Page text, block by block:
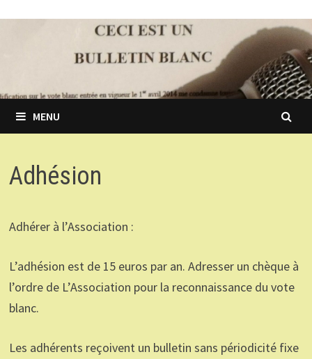
MENU
Adhésion
Adhérer à l’Association :
L’adhésion est de 15 euros par an. Adresser un chèque à
l’ordre de L’Association pour la reconnaissance du vote
blanc.
Les adhérents reçoivent un bulletin sans périodicité fixe